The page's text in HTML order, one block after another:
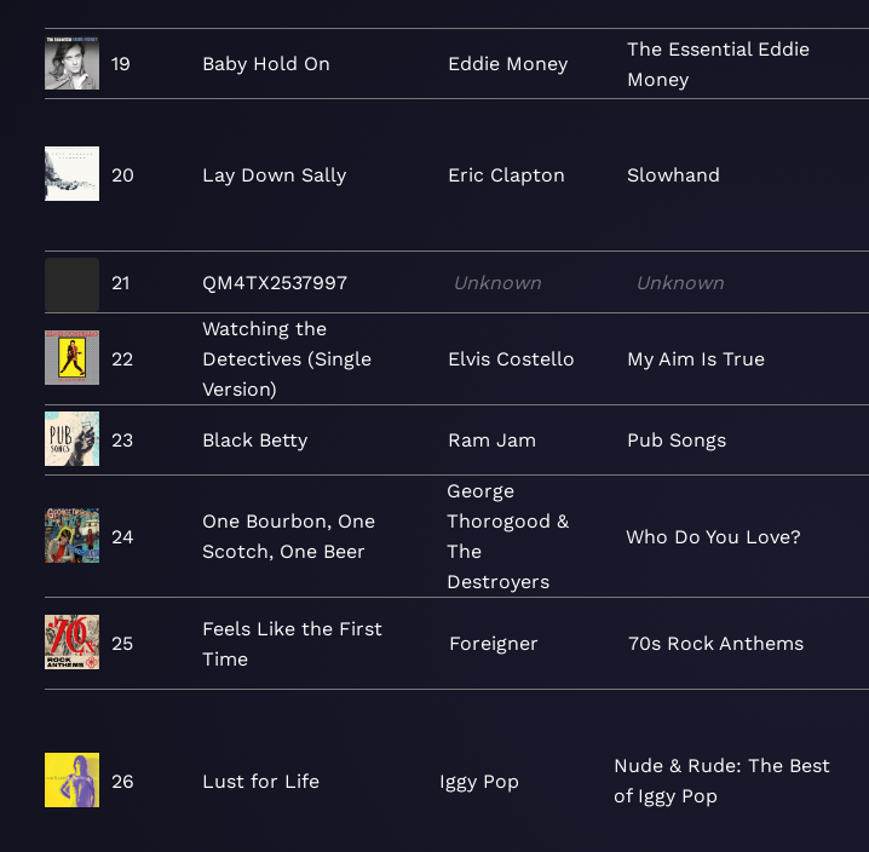
19 Baby Hold On Eddie Money
The Essential Eddie
Money
20 Lay Down Sally Eric Clapton Slowhand
21 QM4TX2537997 Unknown Unknown
22
Watching the
Detectives (Single
Version)
Elvis Costello My Aim Is True
23 Black Betty Ram Jam Pub Songs
24
One Bourbon, One
Scotch, One Beer
George
Thorogood &
The
Destroyers
Who Do You Love?
25
Feels Like the First
Time
Foreigner 70s Rock Anthems
26 Lust for Life Iggy Pop
Nude & Rude: The Best
of Iggy Pop